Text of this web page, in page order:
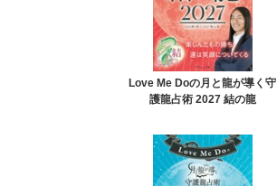
Love Me Doの月と龍が導く守
護龍占術 2027 結の龍